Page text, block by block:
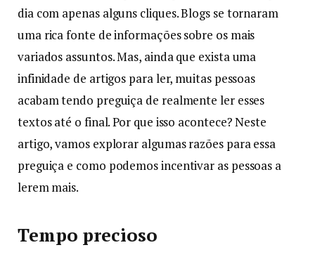
dia com apenas alguns cliques. Blogs se tornaram
uma rica fonte de informações sobre os mais
variados assuntos. Mas, ainda que exista uma
infinidade de artigos para ler, muitas pessoas
acabam tendo preguiça de realmente ler esses
textos até o final. Por que isso acontece? Neste
artigo, vamos explorar algumas razões para essa
preguiça e como podemos incentivar as pessoas a
lerem mais.
Tempo precioso